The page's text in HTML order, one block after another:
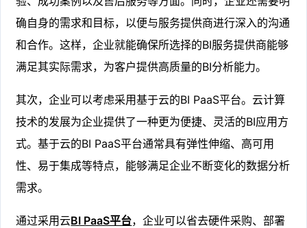
确自身的需求和目标，以便与服务提供商进行深入的沟通
和合作。这样，企业就能确保所选择的BI服务提供商能够
满足其实际需求，为客户提供高质量的BI分析能力。
其次，企业可以考虑采用基于云的BI PaaS平台。云计算
技术的发展为企业提供了一种更为便捷、灵活的BI应用方
式。基于云的BI PaaS平台通常具有弹性伸缩、高可用
性、易于集成等特点，能够满足企业不断变化的数据分析
需求。
通过采用云BI PaaS平台，企业可以省去硬件采购、部署